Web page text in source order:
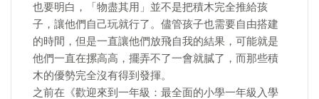
也要明白，「物盡其用」並不是把積木完全推給孩
子，讓他們自己玩就行了。儘管孩子也需要自由搭建
的時間，但是一直讓他們放飛自我的結果，可能就是
他們一直在摞高高，擺弄不了一會就膩了，而那些積
木的優勢完全沒有得到發揮。
之前在《歡迎來到一年級：最全面的小學一年級入學